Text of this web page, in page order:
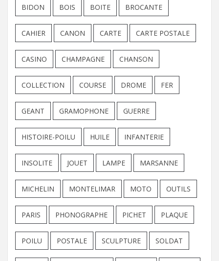
BIDON BOIS BOITE BROCANTE
CAHIER CANON CARTE CARTE POSTALE
CASINO CHAMPAGNE CHANSON
COLLECTION COURSE DROME FER
GEANT GRAMOPHONE GUERRE
HISTOIRE-POILU HUILE INFANTERIE
INSOLITE JOUET LAMPE MARSANNE
MICHELIN MONTELIMAR MOTO OUTILS
PARIS PHONOGRAPHE PICHET PLAQUE
POILU POSTALE SCULPTURE SOLDAT